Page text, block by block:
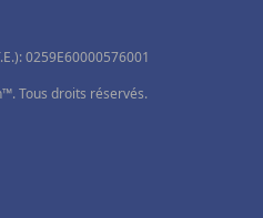
0259Ε60000576001
Tous droits réservés.